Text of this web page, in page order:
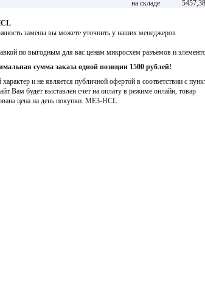
на складе 5457,38
замены вы можете уточнить у наших менеджеров
по выгодным для вас ценам микросхем разъемов и
сумма заказа одной позиции 1500 рублей!
и не является публичной офертой в соответствии с
Вам будет выставлен счет на оплату в режиме онлайн, товар
цена на день покупки. ME3-HCL